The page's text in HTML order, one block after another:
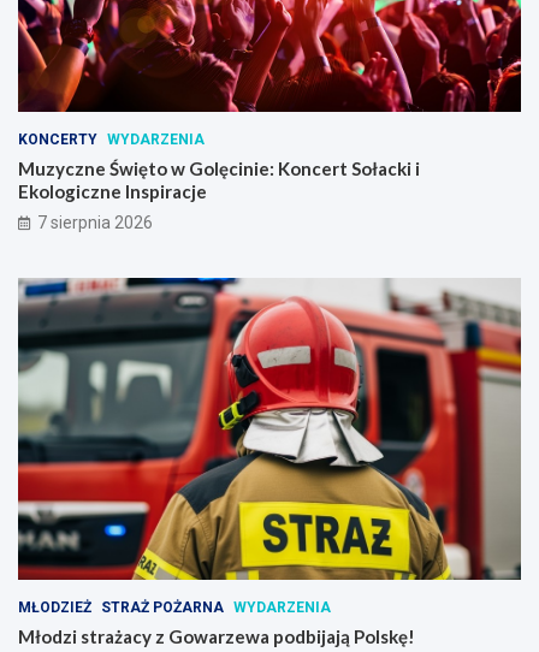
KONCERTY WYDARZENIA
Muzyczne Święto w Golęcinie: Koncert Sołacki i
Ekologiczne Inspiracje
7 sierpnia 2026
MŁODZIEŻ STRAŻ POŻARNA WYDARZENIA
Młodzi strażacy z Gowarzewa podbijają Polskę!